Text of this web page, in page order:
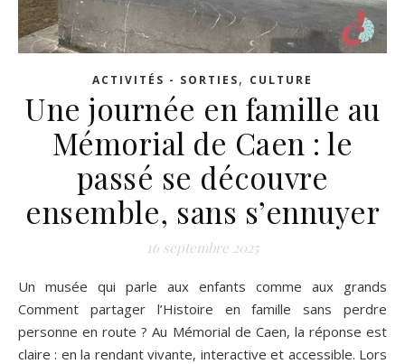
ACTIVITÉS - SORTIES, CULTURE
Une journée en famille au
Mémorial de Caen : le
passé se découvre
ensemble, sans s’ennuyer
16 septembre 2025
Un musée qui parle aux enfants comme aux grands
Comment partager l’Histoire en famille sans perdre
personne en route ? Au Mémorial de Caen, la réponse est
claire : en la rendant vivante, interactive et accessible. Lors